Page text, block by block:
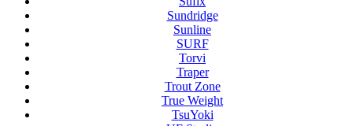
Sundridge
Sunline
SURF
Torvi
Traper
Trout Zone
True Weight
TsuYoki